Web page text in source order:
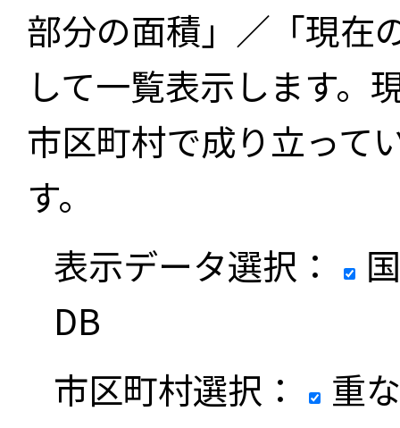
部分の面積」／「現在
して一覧表示します。
市区町村で成り立って
す。
表示データ選択：
DB
市区町村選択：
重